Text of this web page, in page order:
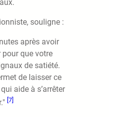
souligne :
après avoir
que votre
de satiété.
de laisser ce
aide à s’arrêter
[7]